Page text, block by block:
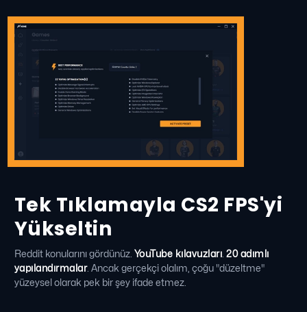
Tek Tıklamayla CS2 FPS'yi
Yükseltin
Reddit konularını gördünüz. YouTube kılavuzları .20 adımlı
yapılandırmalar. Ancak gerçekçi olalım, çoğu "düzeltme"
yüzeysel olarak pek bir şey ifade etmez.